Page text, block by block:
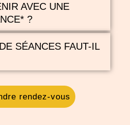
AVEC UNE
?
SÉANCES FAUT-IL
rendez-vous